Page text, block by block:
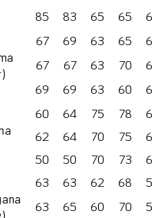
85
83 65 65
67 69 63 65
67
67 63 70
69
69 63 60
60 64 75 78
62
64 70 75
50
50 70 73
63 63 62 68
63
65 60 70